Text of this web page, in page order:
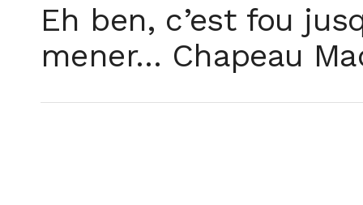
Eh ben, c’est fou
mener… Chapeau